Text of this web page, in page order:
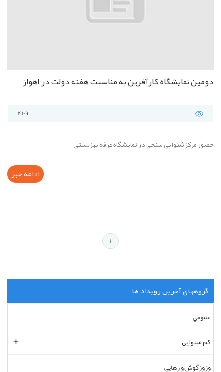
دومین نمایشگاه کارآفرین به مناسبت هفته دولت در اهواز
4109
حضور مرکز شنوایی سنجی در نمایشگاه غرفه بهزیستی
ادامه خبر
1
گروههای آخرين رويداد ها
عمومي
کم شنوایی
وزوزگوش و رهایی